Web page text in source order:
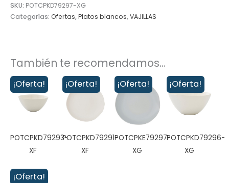
SKU: POTCPKD79297-XG
Categorías: Ofertas,Platos blancos,VAJILLAS
También te recomendamos…
¡Oferta!
POTCPKD79293-
XF
¡Oferta!
POTCPKD79291-
XF
¡Oferta!
POTCPKE79297-
XG
¡Oferta!
POTCPKD79296-
XG
¡Oferta!